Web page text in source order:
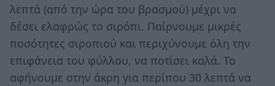
λεπτά (από την ώρα του βρασμού) μέχρι να
δέσει ελαφρώς το σιρόπι. Παίρνουμε μικρές
ποσότητες σιροπιού και περιχύνουμε όλη την
επιφάνεια του φύλλου, να ποτίσει καλά. Το
αφήνουμε στην άκρη για περίπου 30 λεπτά να